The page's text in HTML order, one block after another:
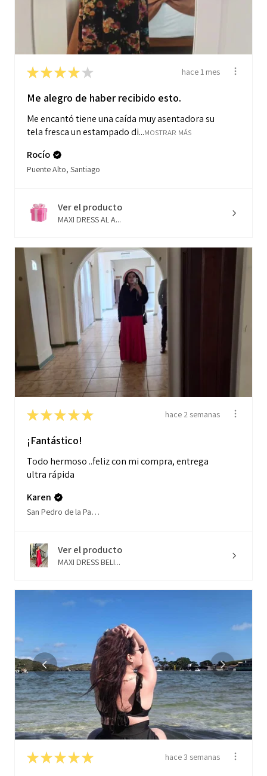
★★★★ ★ hace 1 mes
Me alegro de haber recibido esto.
Me encantó tiene una caída muy asentadora su
tela fresca un estampado di...MOSTRAR MÁS
Rocío
Puente Alto, Santiago
Ver el producto
MAXI DRESS AL A...
★★★★★ hace 2 semanas
¡Fantástico!
Todo hermoso ..feliz con mi compra, entrega
ultra rápida
Karen
San Pedro de la Paz, Biobío
Ver el producto
MAXI DRESS BELI...
★★★★★ hace 3 semanas